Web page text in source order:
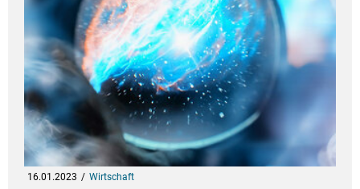
16.01.2023 Wirtschaft